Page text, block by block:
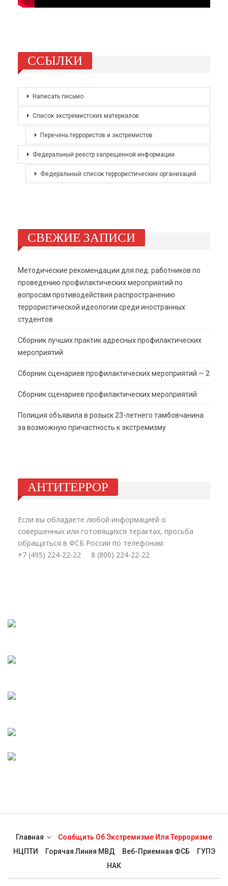
ССЫЛКИ
Написать письмо
Список экстремистских материалов
Перечень террористов и экстремистов
Федеральный реестр запрещенной информации
Федеральный список террористических организаций
СВЕЖИЕ ЗАПИСИ
Методические рекомендации для пед. работников по
проведению профилактических мероприятий по
вопросам противодействия распространению
террористической идеологии среди иностранных
студентов
Сборник лучших практик адресных профилактических
мероприятий
Сборник сценариев профилактических мероприятий — 2
Сборник сценариев профилактических мероприятий
Полиция объявила в розыск 23-летнего тамбовчанина
за возможную причастность к экстремизму
АНТИТЕРРОР
Если вы обладаете любой информацией о
совершенных или готовящихся терактах, просьба
обращаться в ФСБ России по телефонам:
+7 (495) 224-22-22 8 (800) 224-22-22
Главная
Сообщить Об Экстремизме Или Терроризме
НЦПТИ
Горячая Линия МВД Веб-Приемная ФСБ
ГУПЭ
НАК